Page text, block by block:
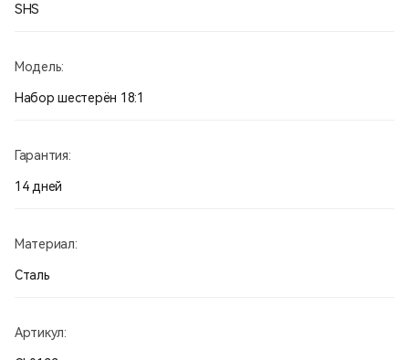
SHS
Модель:
Набор шестерён 18:1
Гарантия:
14 дней
Материал:
Сталь
Артикул: